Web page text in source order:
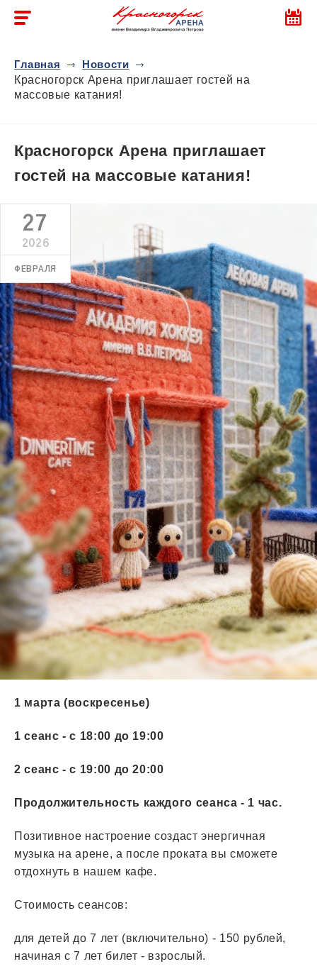
Главная
Новости
Красногорск Арена приглашает гостей на
массовые катания!
27
2026
ФЕВРАЛЯ
Красногорск Арена приглашает
гостей на массовые катания!
1 марта (воскресенье)
1 сеанс - с 18:00 до 19:00
2 сеанс - с 19:00 до 20:00
Продолжительность каждого сеанса - 1 час.
Позитивное настроение создаст энергичная
музыка на арене, а после проката вы сможете
отдохнуть в нашем кафе.
Стоимость сеансов:
для детей до 7 лет (включительно) - 150 рублей,
начиная с 7 лет билет - взрослый.